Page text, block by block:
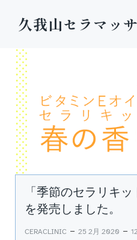
久我山セラマッ
「季節のセラリキ
を発売しました。
CERACLINIC – 25 2月 2020 –